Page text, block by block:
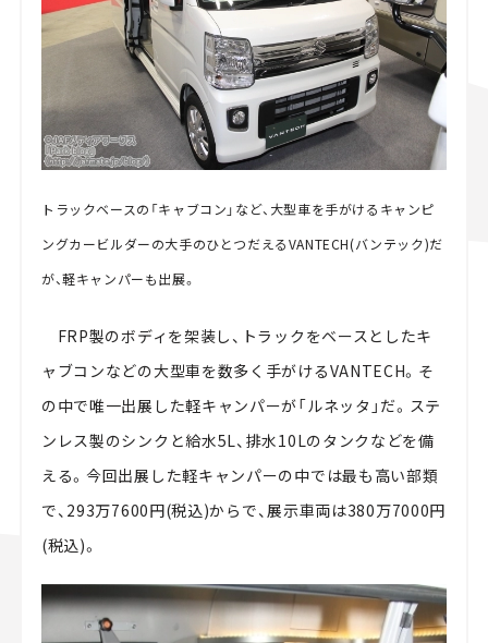
トラックベースの「キャブコン」など、大型車を手がけるキャンピ
ングカービルダーの大手のひとつだえるVANTECH(バンテック)だ
が、軽キャンパーも出展。
FRP製のボディを架装し、トラックをベースとしたキ
ャブコンなどの大型車を数多く手がけるVANTECH。そ
の中で唯一出展した軽キャンパーが「ルネッタ」だ。ステ
ンレス製のシンクと給水5L、排水10Lのタンクなどを備
える。今回出展した軽キャンパーの中では最も高い部類
で、293万7600円(税込)からで、展示車両は380万7000円
(税込)。